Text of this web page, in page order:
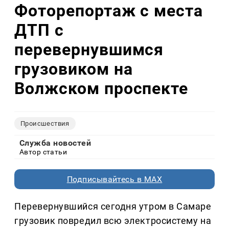
Фоторепортаж с места
ДТП с
перевернувшимся
грузовиком на
Волжском проспекте
Происшествия
Служба новостей
Автор статьи
Подписывайтесь в MAX
Перевернувшийся сегодня утром в Самаре
грузовик повредил всю электросистему на